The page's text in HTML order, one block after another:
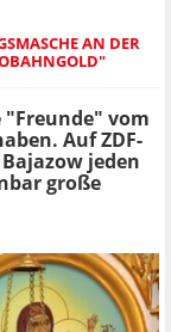
AN DER
"Freunde" vom
Auf ZDF-
jeden
große